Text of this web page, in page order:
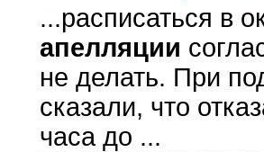
...расписаться в
апелляции
не делать. При
сказали, что
часа до ...